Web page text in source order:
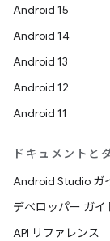
Android 15
Android 14
Android 13
Android 12
Android 11
ドキュメントと
Android Studio ガ
デベロッパー ガイ
API リファレンス